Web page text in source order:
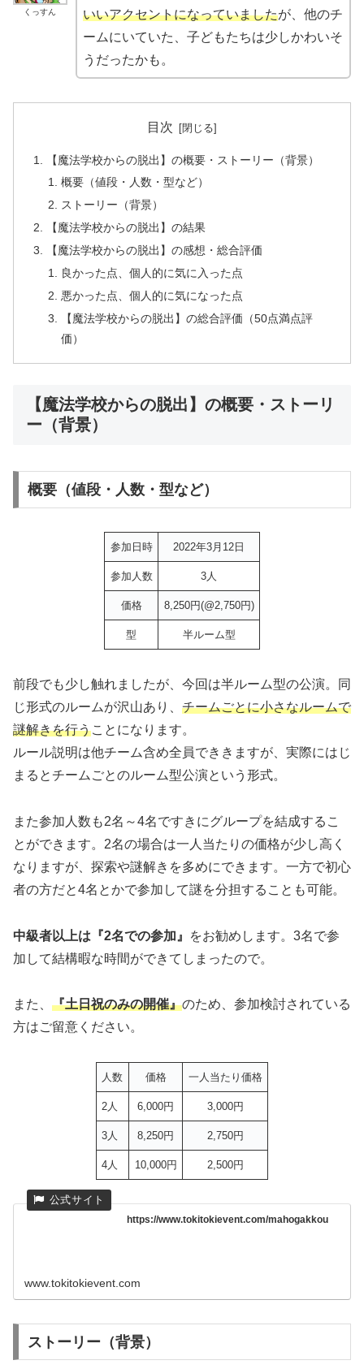
くっすん
いいアクセントになっていましたが、他のチ
ームにいていた、子どもたちは少しかわいそ
うだったかも。
目次
【魔法学校からの脱出】の概要・ストーリー（背景）
概要（値段・人数・型など）
ストーリー（背景）
【魔法学校からの脱出】の結果
【魔法学校からの脱出】の感想・総合評価
良かった点、個人的に気に入った点
悪かった点、個人的に気になった点
【魔法学校からの脱出】の総合評価（50点満点評
価）
【魔法学校からの脱出】の概要・ストーリ
ー（背景）
概要（値段・人数・型など）
参加日時 2022年3月12日
参加人数 3人
価格 8,250円(@2,750円)
型 半ルーム型
前段でも少し触れましたが、今回は半ルーム型の公演。同
じ形式のルームが沢山あり、 チームごとに小さなルームで
謎解きを行うことになります。
ルール説明は他チーム含め全員でききますが、実際にはじ
まるとチームごとのルーム型公演という形式。
また参加人数も2名～4名ですきにグループを結成するこ
とができます。2名の場合は一人当たりの価格が少し高く
なりますが、探索や謎解きを多めにできます。一方で初心
者の方だと4名とかで参加して謎を分担することも可能。
中級者以上は『2名での参加』
をお勧めします。3名で参
加して結構暇な時間ができてしまったので。
また、 『土日祝のみの開催』のため、参加検討されている
方はご留意ください。
人数 価格 一人当たり価格
2人 6,000円 3,000円
3人 8,250円 2,750円
4人 10,000円 2,500円
https://www.tokitokievent.com/mahogakkou
www.tokitokievent.com
ストーリー（背景）